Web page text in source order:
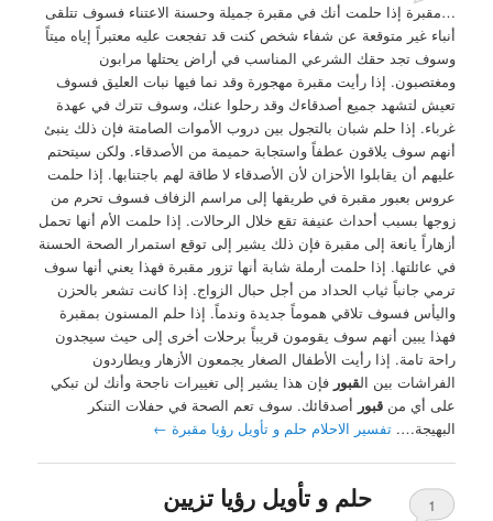
…مقبرة إذا حلمت أنك في مقبرة جميلة وحسنة الاعتناء فسوف تتلقى
أنباء غير متوقعة عن شفاء شخص كنت قد تفجعت عليه معتبراً إياه ميتاً
وسوف تجد حقك الشرعي المناسب في أراض يحتلها مرابون
ومغتصبون. إذا رأيت مقبرة مهجورة وقد نما فيها نبات العليق فسوف
تعيش لتشهد جميع أصدقاءك وقد رحلوا عنك، وسوف تترك في عهدة
غرباء. إذا حلم شبان بالتجول بين دروب الأموات الصامتة فإن ذلك ينبئ
أنهم سوف يلاقون عطفاً واستجابة حميمة من الأصدقاء. ولكن سيتحتم
عليهم أن يقابلوا الأحزان لأن الأصدقاء لا طاقة لهم باجتنابها. إذا حلمت
عروس بعبور مقبرة في طريقها إلى مراسم الزفاف فسوف تحرم من
زوجها بسبب أحداث عنيفة تقع خلال الرحالات. إذا حلمت الأم أنها تحمل
أزهاراً يانعة إلى مقبرة فإن ذلك يشير إلى توقع استمرار الصحة الحسنة
في عائلتها. إذا حلمت أرملة شابة أنها تزور مقبرة فهذا يعني أنها سوف
ترمي جانباً ثياب الحداد من أجل حبال الزواج. إذا كانت تشعر بالحزن
واليأس فسوف تلاقي هموماً جديدة وندماً. إذا حلم المسنون بمقبرة
فهذا يبين أنهم سوف يقومون قريباً برحلات أخرى إلى حيث سيجدون
راحة تامة. إذا رأيت الأطفال الصغار يجمعون الأزهار ويطاردون
الفراشات بين القبور فإن هذا يشير إلى تغييرات ناجحة وأنك لن تبكي
على أي منقبور أصدقائك. سوف تعم الصحة في حفلات التنكر
البهيجة….تفسير الاحلام حلم و تأويل رؤيا مقبرة ←
حلم و تأويل رؤيا تزيين
1